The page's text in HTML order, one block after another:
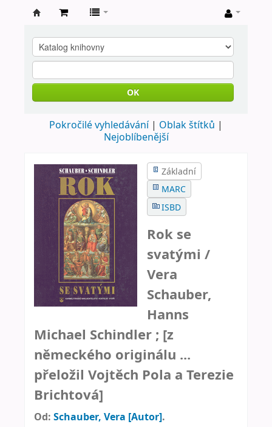
knihovna
Nové
Město
Metují
OK
Pokročilé vyhledávání
Oblak štítků
Nejoblíbenější
Základní
MARC
ISBD
Rok se
svatými /
Vera
Schauber,
Hanns
Michael Schindler ; [z
německého originálu ...
přeložil Vojtěch Pola a Terezie
Brichtová]
Od: Schauber, Vera [Autor].